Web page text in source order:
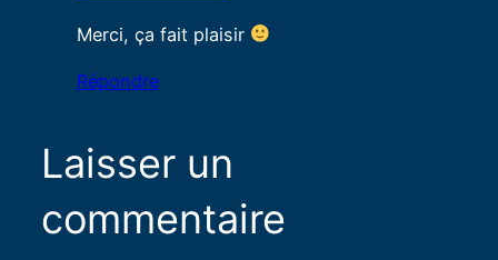
Merci, ça fait plaisir
Répondre
Laisser un
commentaire